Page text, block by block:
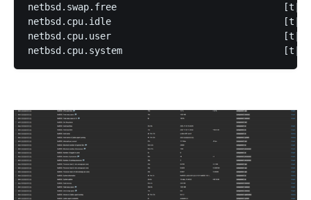
netbsd.swap.free
netbsd.cpu.idle
netbsd.cpu.user                               [t|0]